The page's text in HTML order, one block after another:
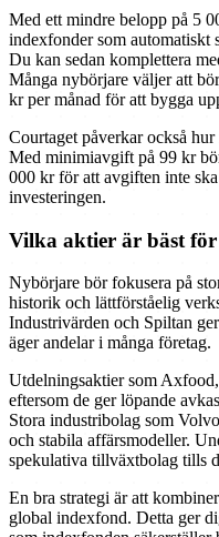
Med ett mindre belopp på 5
indexfonder som automatiskt
Du kan sedan komplettera
Många nybörjare väljer att
kr per månad för att bygga
Courtaget påverkar också
Med minimiavgift på 99 kr
000 kr för att avgiften inte
investeringen.
Vilka aktier är bäst
Nybörjare bör fokusera på
historik och lättförståelig
Industrivärden och Spiltan
äger andelar i många företag.
Utdelningsaktier som
eftersom de ger löpande
Stora industribolag som
och stabila affärsmodeller.
spekulativa tillväxtbolag tills
En bra strategi är att
global indexfond. Detta ger